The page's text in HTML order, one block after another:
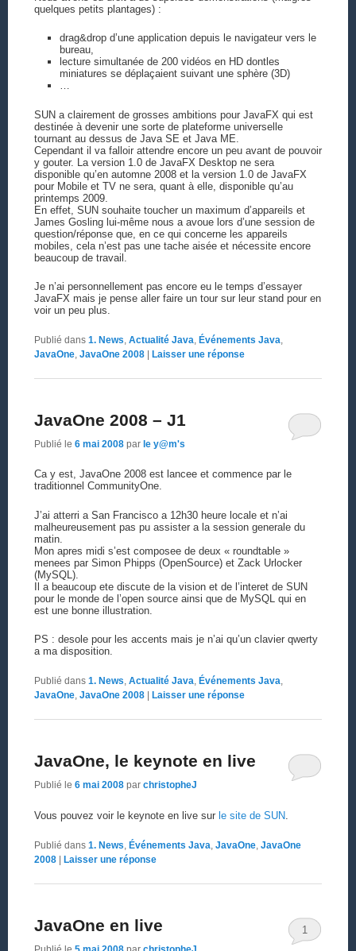
quelques petits plantages) :
drag&drop d’une application depuis le navigateur vers le
bureau,
lecture simultanée de 200 vidéos en HD dontles
miniatures se déplaçaient suivant une sphère (3D)
…
SUN a clairement de grosses ambitions pour JavaFX qui est
destinée à devenir une sorte de plateforme universelle
tournant au dessus de Java SE et Java ME.
Cependant il va falloir attendre encore un peu avant de pouvoir
y gouter. La version 1.0 de JavaFX Desktop ne sera
disponible qu’en automne 2008 et la version 1.0 de JavaFX
pour Mobile et TV ne sera, quant à elle, disponible qu’au
printemps 2009.
En effet, SUN souhaite toucher un maximum d’appareils et
James Gosling lui-même nous a avoue lors d’une session de
question/réponse que, en ce qui concerne les appareils
mobiles, cela n’est pas une tache aisée et nécessite encore
beaucoup de travail.
Je n’ai personnellement pas encore eu le temps d’essayer
JavaFX mais je pense aller faire un tour sur leur stand pour en
voir un peu plus.
Publié dans 1. News Actualité Java Événements Java
JavaOne, JavaOne 2008 | Laisser une réponse
JavaOne 2008 – J1
Publié le 6 mai 2008 par le y@m's
Ca y est, JavaOne 2008 est lancee et commence par le
traditionnel CommunityOne.
J’ai atterri a San Francisco a 12h30 heure locale et n’ai
malheureusement pas pu assister a la session generale du
matin.
Mon apres midi s’est composee de deux « roundtable »
menees par Simon Phipps (OpenSource) et Zack Urlocker
(MySQL).
Il a beaucoup ete discute de la vision et de l’interet de SUN
pour le monde de l’open source ainsi que de MySQL qui en
est une bonne illustration.
PS : desole pour les accents mais je n’ai qu’un clavier qwerty
a ma disposition.
Publié dans 1. News, Actualité Java, Événements Java,
JavaOne, JavaOne 2008 | Laisser une réponse
JavaOne, le keynote en live
Publié le 6 mai 2008 par christopheJ
Vous pouvez voir le keynote en live sur le site de SUN.
Publié dans 1. News Événements Java JavaOne, JavaOne
2008 | Laisser une réponse
JavaOne en live 1